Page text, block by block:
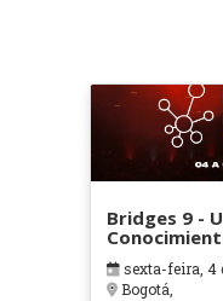
Bridges 9 -
sexta-feira, 4
Bogotá,